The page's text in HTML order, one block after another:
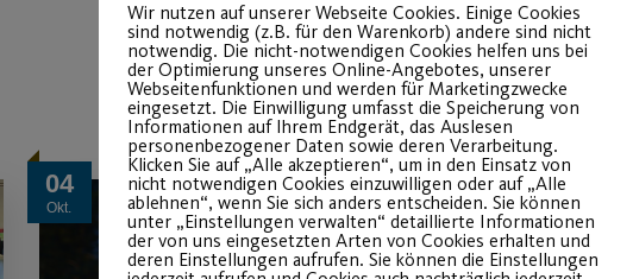
04
Okt.
26
Sep.
Wir nutzen auf unserer Webseite Cookies. Einige Cookies
sind notwendig (z.B. für den Warenkorb) andere sind nicht
notwendig. Die nicht-notwendigen Cookies helfen uns bei
der Optimierung unseres Online-Angebotes, unserer
Webseitenfunktionen und werden für Marketingzwecke
eingesetzt. Die Einwilligung umfasst die Speicherung von
Informationen auf Ihrem Endgerät, das Auslesen
personenbezogener Daten sowie deren Verarbeitung.
Klicken Sie auf „Alle akzeptieren“, um in den Einsatz von
nicht notwendigen Cookies einzuwilligen oder auf „Alle
ablehnen“, wenn Sie sich anders entscheiden. Sie können
unter „Einstellungen verwalten“ detaillierte Informationen
der von uns eingesetzten Arten von Cookies erhalten und
deren Einstellungen aufrufen. Sie können die Einstellungen